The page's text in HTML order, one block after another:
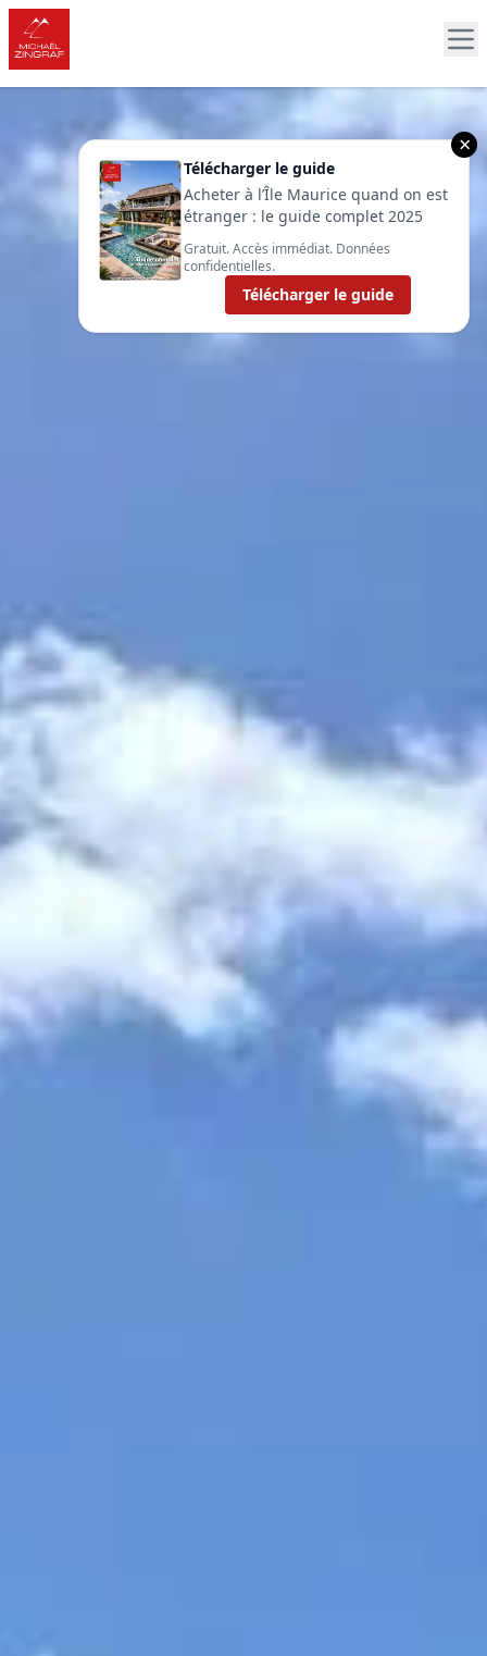
×
Télécharger le guide
Acheter à l’Île Maurice quand on est
étranger : le guide complet 2025
Gratuit. Accès immédiat. Données
confidentielles.
Télécharger le guide